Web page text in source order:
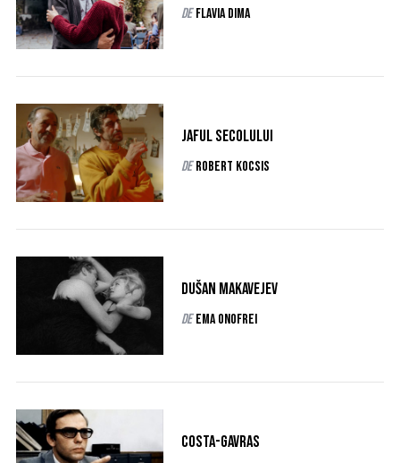
de Flavia Dima
Jaful secolului
de Robert Kocsis
Dušan Makavejev
de Ema Onofrei
Costa-Gavras
e
c
h
f